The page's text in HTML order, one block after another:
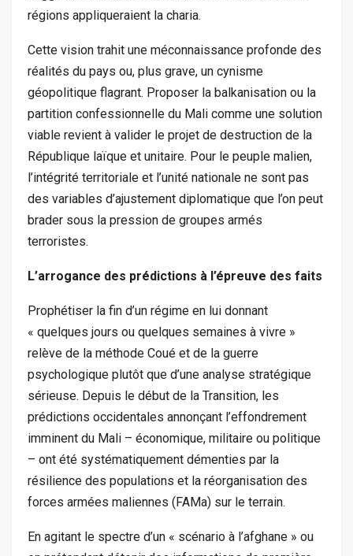
régions appliqueraient la charia.
Cette vision trahit une méconnaissance profonde des
réalités du pays ou, plus grave, un cynisme
géopolitique flagrant. Proposer la balkanisation ou la
partition confessionnelle du Mali comme une solution
viable revient à valider le projet de destruction de la
République laïque et unitaire. Pour le peuple malien,
l’intégrité territoriale et l’unité nationale ne sont pas
des variables d’ajustement diplomatique que l’on peut
brader sous la pression de groupes armés
terroristes.
L’arrogance des prédictions à l’épreuve des faits
Prophétiser la fin d’un régime en lui donnant
« quelques jours ou quelques semaines à vivre »
relève de la méthode Coué et de la guerre
psychologique plutôt que d’une analyse stratégique
sérieuse. Depuis le début de la Transition, les
prédictions occidentales annonçant l’effondrement
imminent du Mali – économique, militaire ou politique
– ont été systématiquement démenties par la
résilience des populations et la réorganisation des
forces armées maliennes (FAMa) sur le terrain.
En agitant le spectre d’un « scénario à l’afghane » ou